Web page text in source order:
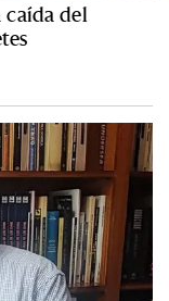
caída del